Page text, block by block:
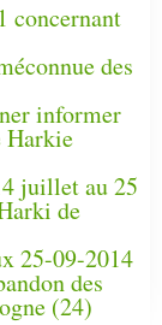
concernant
des
informer
Harkie
juillet au 25
de
25-09-2014
des
(24)